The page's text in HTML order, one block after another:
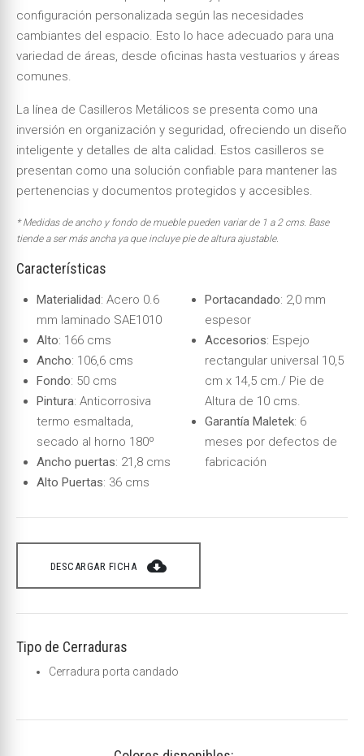
configuración personalizada según las necesidades
cambiantes del espacio. Esto lo hace adecuado para una
variedad de áreas, desde oficinas hasta vestuarios y áreas
comunes.
La línea de Casilleros Metálicos se presenta como una
inversión en organización y seguridad, ofreciendo un diseño
inteligente y detalles de alta calidad. Estos casilleros se
presentan como una solución confiable para mantener las
pertenencias y documentos protegidos y accesibles.
* Medidas de ancho y fondo de mueble pueden variar de 1 a 2 cms. Base
tiende a ser más ancha ya que incluye pie de altura ajustable.
Características
Materialidad: Acero 0.6
mm laminado SAE1010
Alto: 166 cms
Ancho: 106,6 cms
Fondo: 50 cms
Pintura: Anticorrosiva
termo esmaltada,
secado al horno 180º
Ancho puertas: 21,8 cms
Alto Puertas: 36 cms
Portacandado: 2,0 mm
espesor
Accesorios: Espejo
rectangular universal 10,5
cm x 14,5 cm./ Pie de
Altura de 10 cms.
Garantía Maletek: 6
meses por defectos de
fabricación
DESCARGAR FICHA cloud_download
Tipo de Cerraduras
Cerradura porta candado